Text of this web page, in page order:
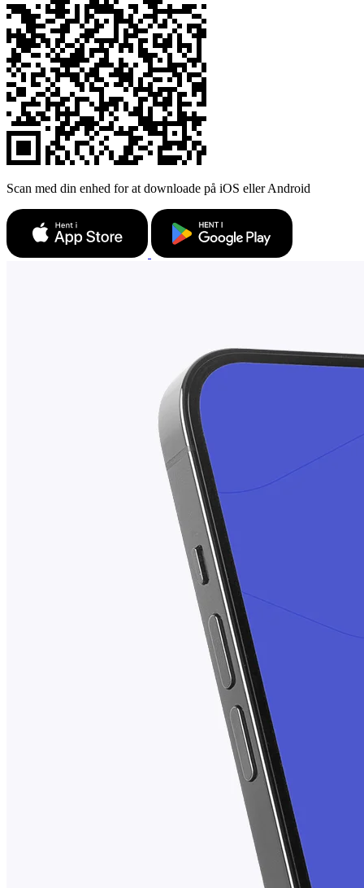
Scan med din enhed for at downloade på iOS eller Android